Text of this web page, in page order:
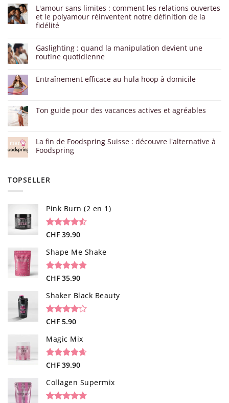
L'amour sans limites : comment les relations ouvertes
et le polyamour réinventent notre définition de la
fidélité
Gaslighting : quand la manipulation devient une
routine quotidienne
Entraînement efficace au hula hoop à domicile
Ton guide pour des vacances actives et agréables
La fin de Foodspring Suisse : découvre l'alternative à
Foodspring
TOPSELLER
Pink Burn (2 en 1)
Noté4.52
sur
96
notations
client
CHF 39.90
Shape Me Shake
Noté4.85
sur
40
client
CHF 35.90
Shaker Black Beauty
Noté
5 basé
1
notation
client
CHF 5.90
Magic Mix
Noté4.65
sur
34
notations
client
CHF 39.90
Collagen Supermix